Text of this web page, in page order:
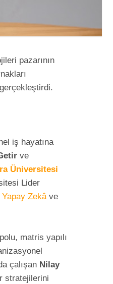
pazarının
iş hayatına
ve
Üniversitesi
Lider
Yapay Zekâve
matris yapılı
çalışan Nilay
stratejilerini